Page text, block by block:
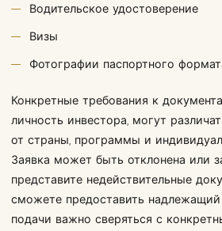
Водительское удостоверение
Визы
Фотографии паспортного
Конкретные требования к
личность инвестора, могут
от страны, программы и
Заявка может быть отклонена или
представите недействительные
сможете предоставить
подачи важно сверяться с